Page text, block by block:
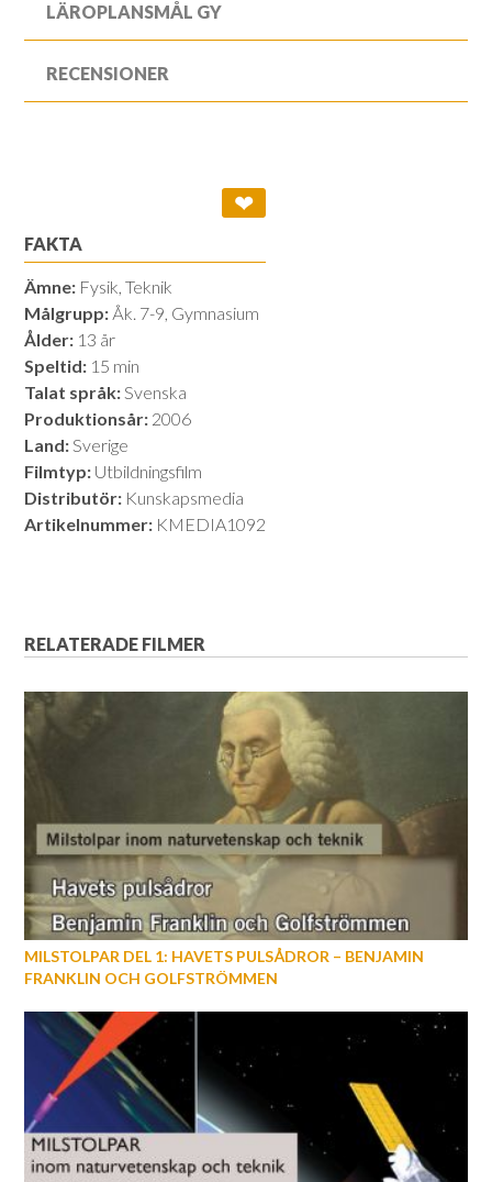
LÄROPLANSMÅL GY
RECENSIONER
❤
FAKTA
Ämne: Fysik, Teknik
Målgrupp: Åk. 7-9, Gymnasium
Ålder: 13 år
Speltid: 15 min
Talat språk:Svenska
Produktionsår: 2006
Land:Sverige
Filmtyp: Utbildningsfilm
Distributör: Kunskapsmedia
Artikelnummer: KMEDIA1092
RELATERADE FILMER
MILSTOLPAR DEL 1: HAVETS PULSÅDROR – BENJAMIN
FRANKLIN OCH GOLFSTRÖMMEN